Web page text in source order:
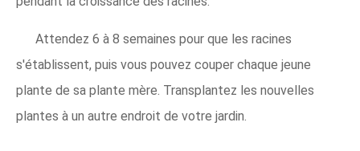
Attendez 6 à 8 semaines pour que les racines
s'établissent, puis vous pouvez couper chaque jeune
plante de sa plante mère. Transplantez les nouvelles
plantes à un autre endroit de votre jardin.